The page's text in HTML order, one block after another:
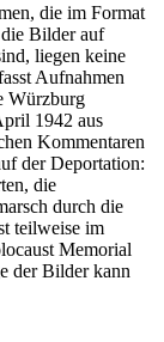
die im Format
Bilder auf
liegen keine
Aufnahmen
Würzburg
1942 aus
Kommentaren
der Deportation:
die
durch die
teilweise im
Memorial
der Bilder kann